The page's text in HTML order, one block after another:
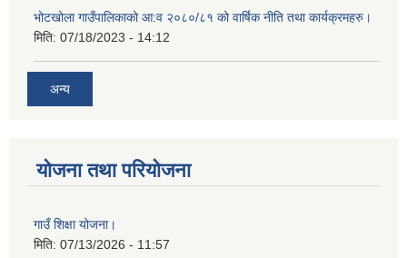
भोटखोला गाउँपालिकाको आ:व २०८०/८१ को वार्षिक नीति तथा कार्यक्रमहरु।
मिति: 07/18/2023 - 14:12
अन्य
योजना तथा परियोजना
गाउँ शिक्षा योजना।
मिति: 07/13/2026 - 11:57